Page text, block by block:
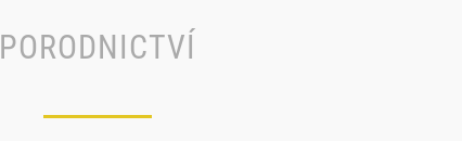
PORODNICTVÍ